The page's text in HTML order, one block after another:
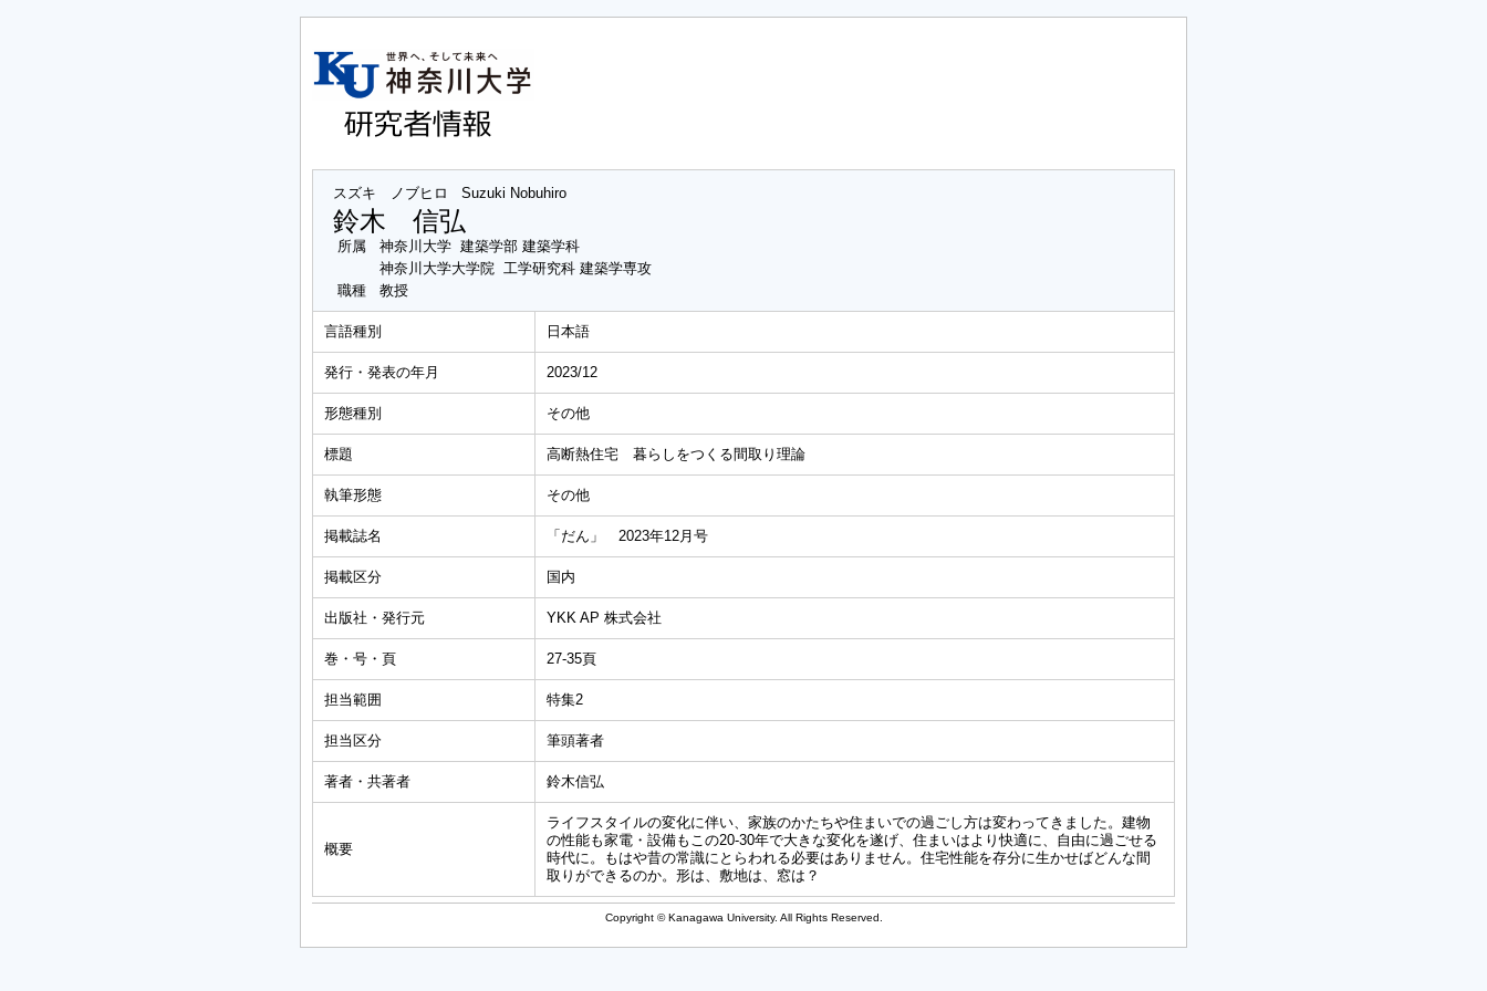
スズキ ノブヒロ Suzuki Nobuhiro
鈴木 信弘
所属
神奈川大学 建築学部 建築学科
神奈川大学大学院 工学研究科 建築学専攻
職種
教授
言語種別 日本語
発行・発表の年月 2023/12
形態種別 その他
標題 高断熱住宅 暮らしをつくる間取り理論
執筆形態 その他
掲載誌名 「だん」 2023年12月号
掲載区分 国内
出版社・発行元 YKK AP 株式会社
巻・号・頁 27-35頁
担当範囲 特集2
担当区分 筆頭著者
著者・共著者 鈴木信弘
概要
ライフスタイルの変化に伴い、家族のかたちや住まいでの過ごし方は変わってきました。建物
の性能も家電・設備もこの20-30年で大きな変化を遂げ、住まいはより快適に、自由に過ごせる
時代に。もはや昔の常識にとらわれる必要はありません。住宅性能を存分に生かせばどんな間
取りができるのか。形は、敷地は、窓は？
Copyright © Kanagawa University. All Rights Reserved.